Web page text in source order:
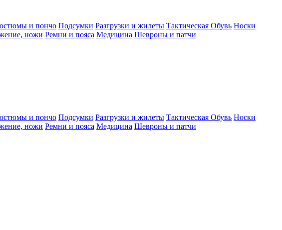
и пончо Подсумки Разгрузки и жилеты Тактическая Обувь Носки
ножи Ремни и пояса Медицина Шевроны и патчи
и пончо Подсумки Разгрузки и жилеты Тактическая Обувь Носки
ножи Ремни и пояса Медицина Шевроны и патчи